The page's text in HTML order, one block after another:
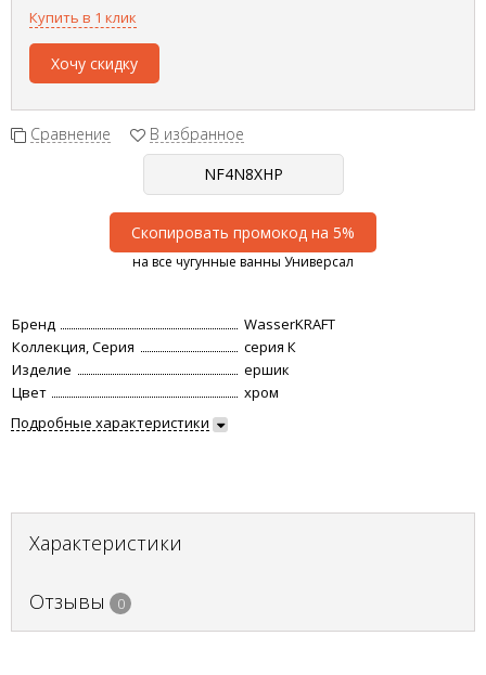
Купить в 1 клик
Хочу скидку
Сравнение В избранное
Скопировать промокод на 5%
на все чугунные ванны Универсал
Бренд
WasserKRAFT
Коллекция, Серия
серия К
Изделие
ершик
Цвет
хром
Подробные характеристики
Характеристики
Отзывы 0